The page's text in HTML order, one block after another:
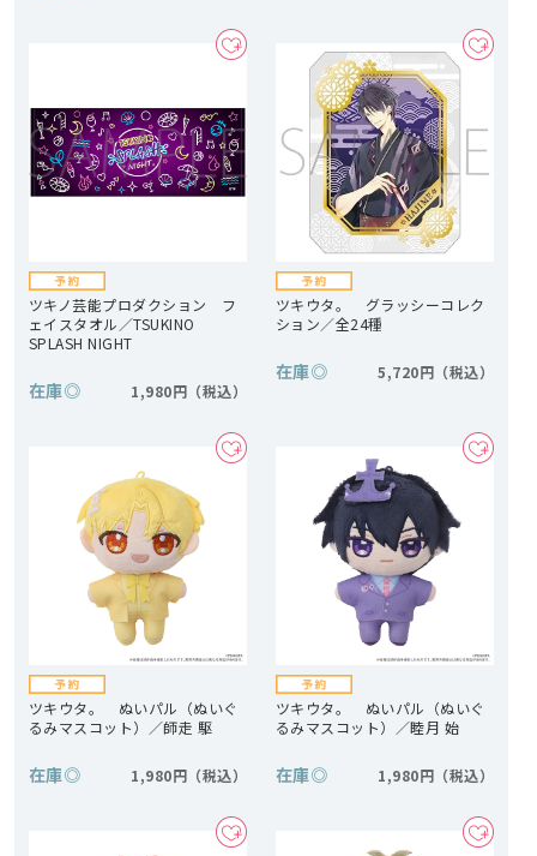
ツキノ芸能プロダクション フ
ェイスタオル／TSUKINO
SPLASH NIGHT
在庫◎ 1,980円
ツキウタ。 グラッシーコレク
ション／全24種
在庫◎ 5,720円
ツキウタ。 ぬいパル（ぬいぐ
るみマスコット）／師走 駆
在庫◎ 1,980円
ツキウタ。 ぬいパル（ぬいぐ
るみマスコット）／睦月 始
在庫◎ 1,980円